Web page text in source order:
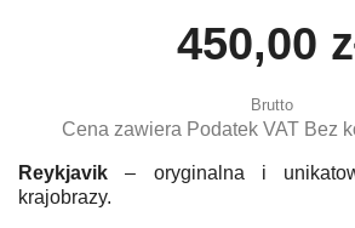
450,00
Brutto
Cena zawiera Podatek VAT Bez
Reykjavik – oryginalna i
krajobrazy.